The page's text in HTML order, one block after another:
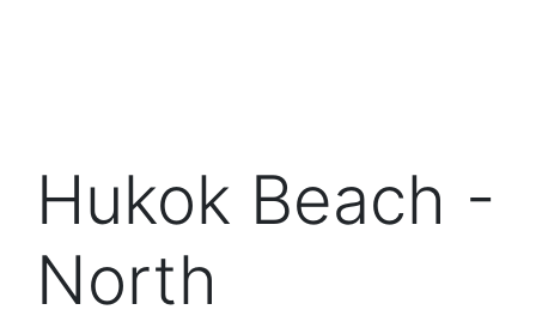
Hukok Beach -
North